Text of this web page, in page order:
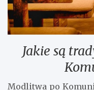
Jakie są
Modlitwa po